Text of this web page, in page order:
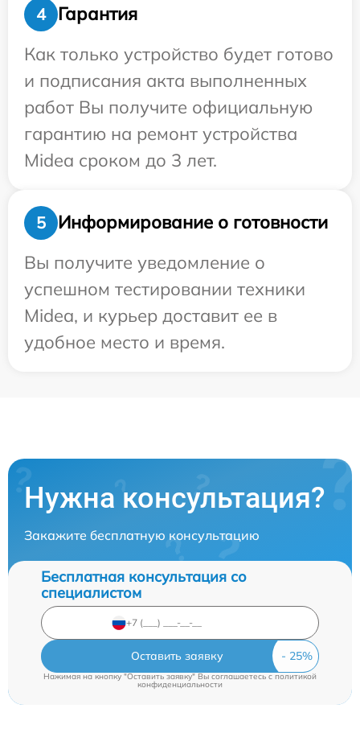
4
Гарантия
Как только устройство будет готово
и подписания акта выполненных
работ Вы получите официальную
гарантию на ремонт устройства
Midea сроком до 3 лет.
5
Информирование о готовности
Вы получите уведомление о
успешном тестировании техники
Midea, и курьер доставит ее в
удобное место и время.
Нужна консультация?
Закажите бесплатную консультацию
Бесплатная консультация со
специалистом
Оставить заявку
Нажимая на кнопку "Оставить заявку" Вы соглашаетесь cполитикой
конфиденциальности